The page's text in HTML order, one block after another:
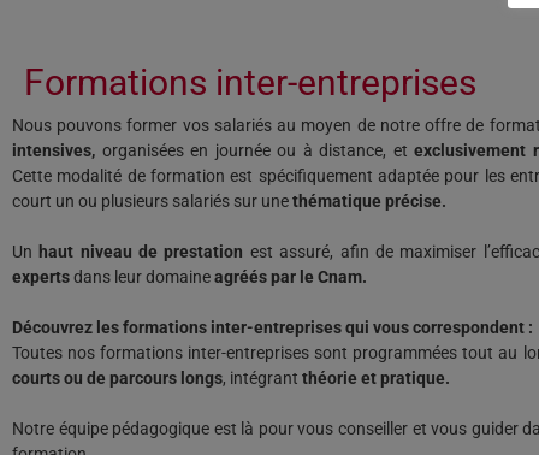
Formations inter-entreprises
Nous pouvons former vos salariés au moyen de notre offre de
intensives, organisées en journée ou à distance, etexclusivement
Cette modalité de formation est spécifiquement adaptée pour les
court un ou plusieurs salariés sur unethématique précise.
Unhaut niveau de prestation est assuré, afin de maximiser
expertsdans leur domaineagréés par le Cnam.
Découvrez les formations inter-entreprises qui vous correspondent :
Toutes nos formations inter-entreprises sont programmées tout au
courts ou de parcours longs, intégrant théorie et pratique.
Notre équipe pédagogique est là pour vous conseiller et vous guider